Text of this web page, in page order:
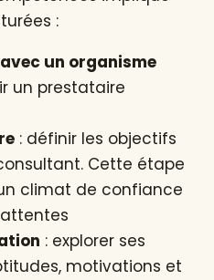
:
un organisme
un prestataire
: définir les objectifs
Cette étape
climat de confiance
: explorer ses
motivations et